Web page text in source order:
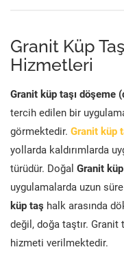
Granit Küp
Hizmetleri
Granit küp taşı döşeme
tercih edilen bir
görmektedir. Granit küp
yollarda kaldırımlarda
türüdür. Doğal Granit
uygulamalarda uzun
küp taş halk arasında
değil, doğa taştır. Granit
hizmeti verilmektedir.